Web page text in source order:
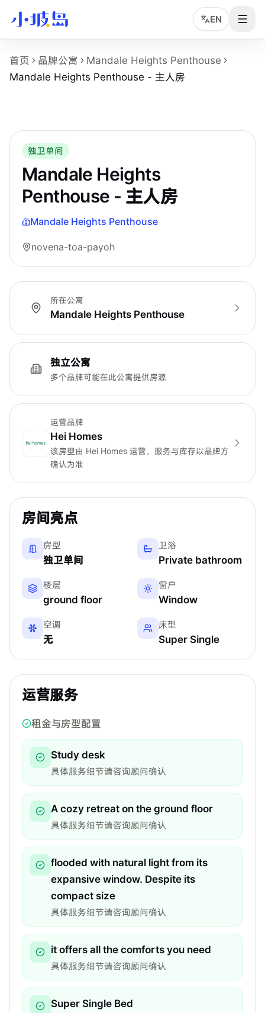
EN
Mandale Heights Penthouse - 主人房 房型
这个页面展示Mandale Heights Penthouse
所在区域：novena-toa-payoh。
房型类别：Master。
首页 品牌公寓
Mandale Heights Penthouse
Mandale Heights Penthouse - 主人房
独卫单间
Mandale Heights
Penthouse - 主人房
Mandale Heights Penthouse
novena-toa-payoh
所在公寓
Mandale Heights Penthouse
独立公寓
多个品牌可能在此公寓提供房源
运营品牌
Hei Homes
该房型由 Hei Homes 运营，服务与库存以品牌方
确认为准
房间亮点
房型
独卫单间
卫浴
Private bathroom
楼层
ground floor
窗户
Window
空调
无
床型
Super Single
运营服务
租金与房型配置
Study desk
具体服务细节请咨询顾问确认
A cozy retreat on the ground floor
具体服务细节请咨询顾问确认
flooded with natural light from its
expansive window. Despite its
compact size
具体服务细节请咨询顾问确认
it offers all the comforts you need
具体服务细节请咨询顾问确认
Super Single Bed